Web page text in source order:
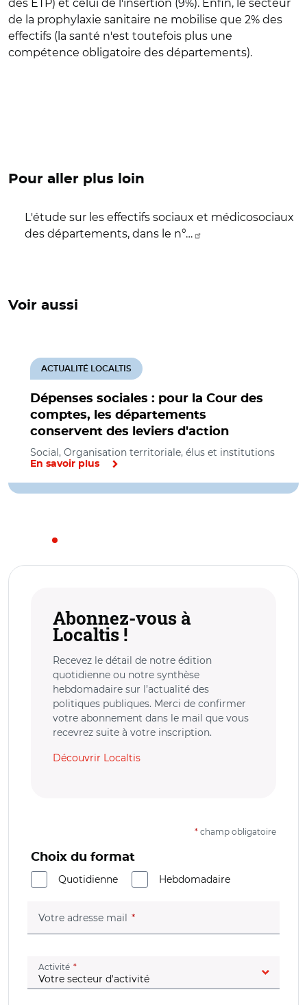
des ETP) et celui de l'insertion (9%). Enfin, le secteur
de la prophylaxie sanitaire ne mobilise que 2% des
effectifs (la santé n'est toutefois plus une
compétence obligatoire des départements).
Pour aller plus loin
L'étude sur les effectifs sociaux et médicosociaux
des départements, dans le n°…
Voir aussi
Dépenses sociales : pour la Cour des
comptes, les départements
conservent des leviers d'action
ACTUALITÉ LOCALTIS
Social, Organisation territoriale, élus et institutions
En savoir plus
Abonnez-vous à
Localtis !
Recevez le détail de notre édition
quotidienne ou notre synthèse
hebdomadaire sur l’actualité des
politiques publiques. Merci de confirmer
votre abonnement dans le mail que vous
recevrez suite à votre inscription.
Découvrir Localtis
* champ obligatoire
Choix du format
Quotidienne
Hebdomadaire
Votre adresse mail (champ obligatoire)
Activité (champ obligatoire)